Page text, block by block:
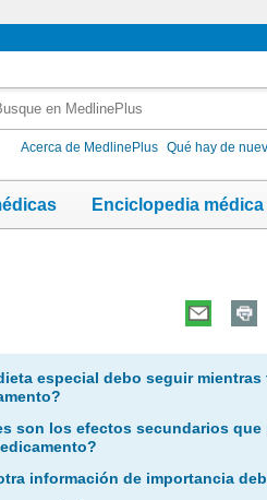
Acerca de MedlinePlus Qué hay de
Enciclopedia médica
especial debo seguir mientras
son los efectos secundarios
información de importancia